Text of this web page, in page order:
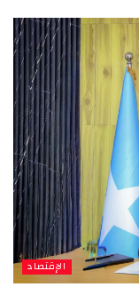
الإقتصاد